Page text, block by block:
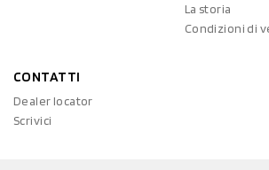
La storia
Condizioni di
CONTATTI
Dealer locator
Scrivici